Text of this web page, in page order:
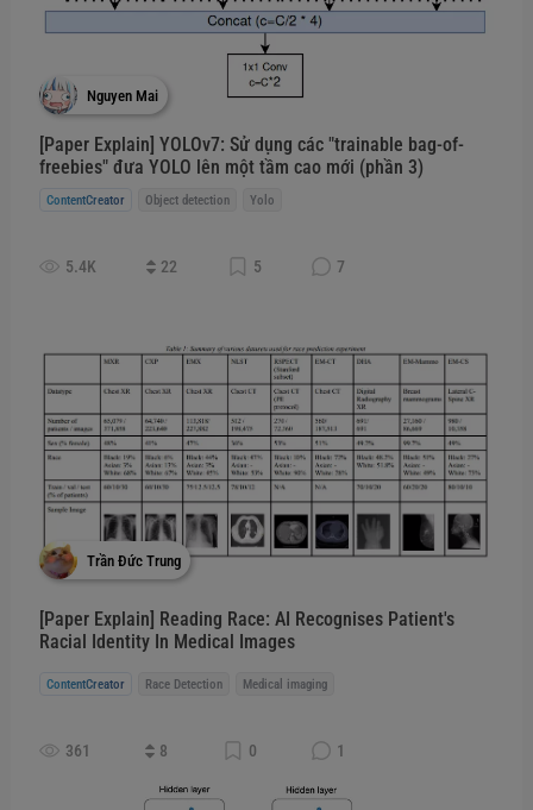
Nguyen Mai
[Paper Explain] YOLOv7: Sử dụng các "trainable bag-of-
freebies" đưa YOLO lên một tầm cao mới (phần 3)
ContentCreator Object detection Yolo
5.4K 22 5 7
Trần Đức Trung
[Paper Explain] Reading Race: AI Recognises Patient's
Racial Identity In Medical Images
ContentCreator Race Detection Medical imaging
361 8 0 1